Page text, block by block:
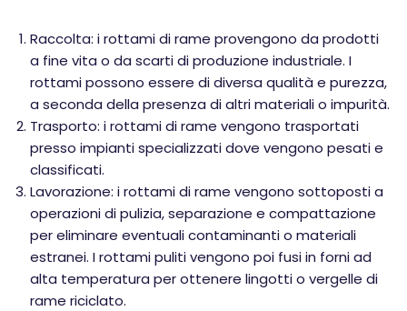
Raccolta: i rottami di rame provengono da prodotti
a fine vita o da scarti di produzione industriale. I
rottami possono essere di diversa qualità e purezza,
a seconda della presenza di altri materiali o impurità.
Trasporto: i rottami di rame vengono trasportati
presso impianti specializzati dove vengono pesati e
classificati.
Lavorazione: i rottami di rame vengono sottoposti a
operazioni di pulizia, separazione e compattazione
per eliminare eventuali contaminanti o materiali
estranei. I rottami puliti vengono poi fusi in forni ad
alta temperatura per ottenere lingotti o vergelle di
rame riciclato.